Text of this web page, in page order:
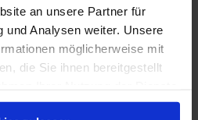
an unsere Partner für
und Analysen weiter. Unsere
möglicherweise mit
die Sie ihnen bereitgestellt